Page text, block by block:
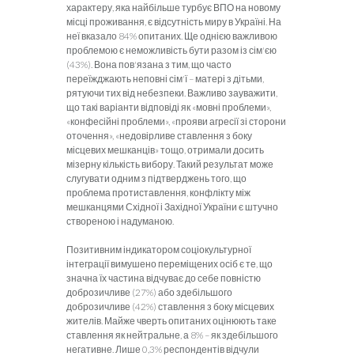
характеру, яка найбільше турбує ВПО на новому
місці проживання, є відсутність миру в Україні. На
неї вказало 84% опитаних. Ще однією важливою
проблемою є неможливість бути разом із сім'єю
(43%). Вона пов'язана з тим, що часто
переїжджають неповні сім'ї – матері з дітьми,
рятуючи тих від небезпеки. Важливо зауважити,
що такі варіанти відповіді як «мовні проблеми»,
«конфесійні проблеми», «прояви агресії зі сторони
оточення», «недовірливе ставлення з боку
місцевих мешканців» тощо, отримали досить
мізерну кількість вибору. Такий результат може
слугувати одним з підтверджень того, що
проблема протиставлення, конфлікту між
мешканцями Східної і Західної України є штучно
створеною і надуманою.
Позитивним індикатором соціокультурної
інтеграції вимушено переміщених осіб є те, що
значна їх частина відчуває до себе повністю
доброзичливе (27%) або здебільшого
доброзичливе (42%) ставлення з боку місцевих
жителів. Майже чверть опитаних оцінюють таке
ставлення як нейтральне, а 8% – як здебільшого
негативне. Лише 0,3% респондентів відчули